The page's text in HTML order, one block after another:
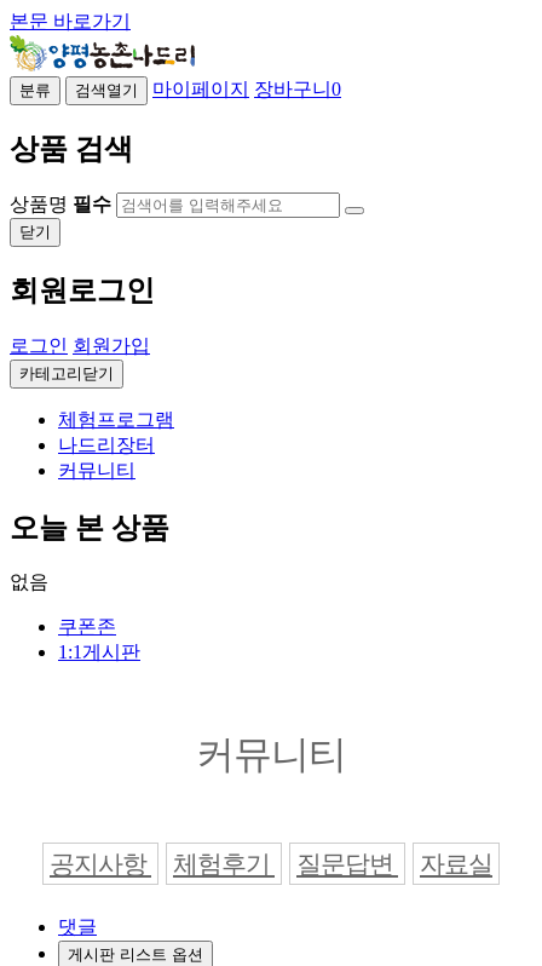
본문 바로가기
분류 검색열기 마이페이지 장바구니 0
상품 검색
상품명 필수
닫기
회원로그인
로그인 회원가입
카테고리닫기
체험프로그램
나드리장터
커뮤니티
오늘 본 상품
없음
쿠폰존
1:1게시판
커뮤니티
공지사항 체험후기 질문답변 자료실
댓글
게시판 리스트 옵션